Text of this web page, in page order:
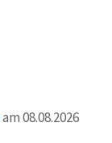
am 08.08.2026